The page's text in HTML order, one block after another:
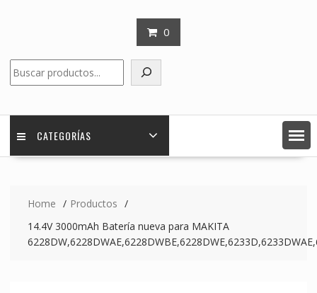
0
CATEGORÍAS
Home
Productos
14.4V 3000mAh Batería nueva para MAKITA